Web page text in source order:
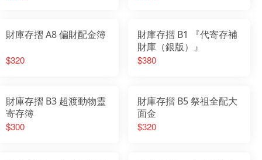
財庫存摺 A8 偏財配金簿
$320
財庫存摺 B1 『代寄存補
財庫（銀版）』
$380
財庫存摺 B3 超渡動物靈
寄存簿
$300
財庫存摺 B5 祭祖全配大
面金
$320